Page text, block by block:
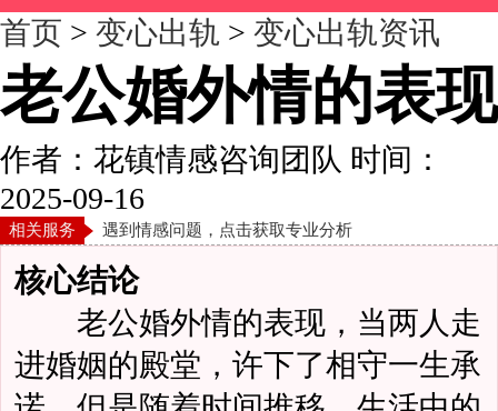
首页 > 变心出轨 > 变心出轨资讯
老公婚外情的表现
作者：花镇情感咨询团队 时间：
2025-09-16
相关服务 遇到情感问题，点击获取专业分析
核心结论
老公婚外情的表现，当两人走
进婚姻的殿堂，许下了相守一生承